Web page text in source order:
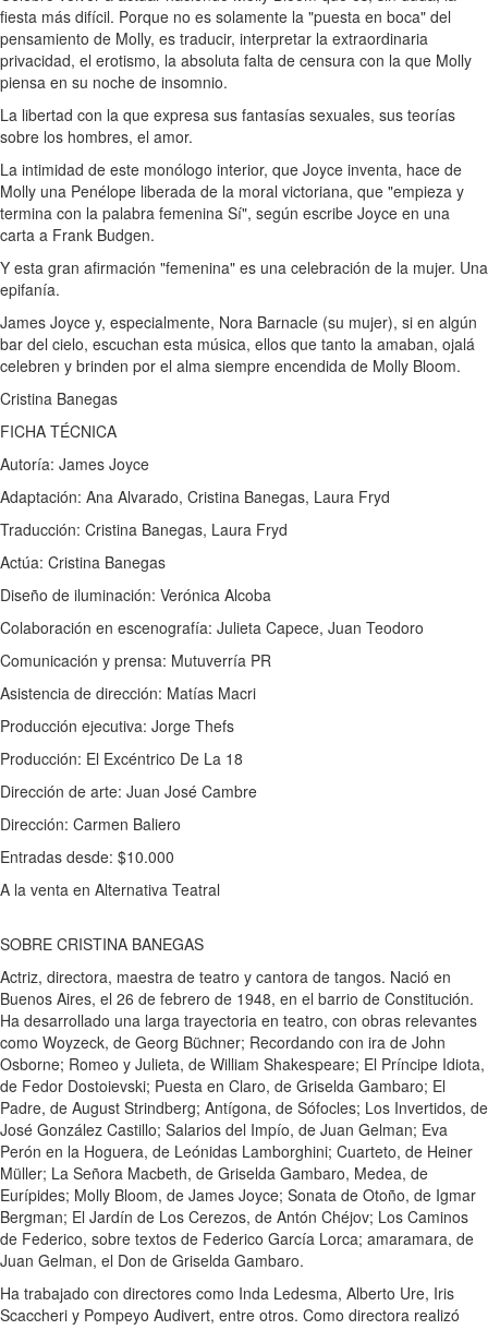
fiesta más difícil. Porque no es solamente la "puesta en boca" del
pensamiento de Molly, es traducir, interpretar la extraordinaria
privacidad, el erotismo, la absoluta falta de censura con la que Molly
piensa en su noche de insomnio.
La libertad con la que expresa sus fantasías sexuales, sus teorías
sobre los hombres, el amor.
La intimidad de este monólogo interior, que Joyce inventa, hace de
Molly una Penélope liberada de la moral victoriana, que "empieza y
termina con la palabra femenina Sí", según escribe Joyce en una
carta a Frank Budgen.
Y esta gran afirmación "femenina" es una celebración de la mujer. Una
epifanía.
James Joyce y, especialmente, Nora Barnacle (su mujer), si en algún
bar del cielo, escuchan esta música, ellos que tanto la amaban, ojalá
celebren y brinden por el alma siempre encendida de Molly Bloom.
Cristina Banegas
FICHA TÉCNICA
Autoría: James Joyce
Adaptación: Ana Alvarado, Cristina Banegas, Laura Fryd
Traducción: Cristina Banegas, Laura Fryd
Actúa: Cristina Banegas
Diseño de iluminación: Verónica Alcoba
Colaboración en escenografía: Julieta Capece, Juan Teodoro
Comunicación y prensa: Mutuverría PR
Asistencia de dirección: Matías Macri
Producción ejecutiva: Jorge Thefs
Producción: El Excéntrico De La 18
Dirección de arte: Juan José Cambre
Dirección: Carmen Baliero
Entradas desde: $10.000
A la venta en Alternativa Teatral
SOBRE CRISTINA BANEGAS
Actriz, directora, maestra de teatro y cantora de tangos. Nació en
Buenos Aires, el 26 de febrero de 1948, en el barrio de Constitución.
Ha desarrollado una larga trayectoria en teatro, con obras relevantes
como Woyzeck, de Georg Büchner; Recordando con ira de John
Osborne; Romeo y Julieta, de William Shakespeare; El Príncipe Idiota,
de Fedor Dostoievski; Puesta en Claro, de Griselda Gambaro; El
Padre, de August Strindberg; Antígona, de Sófocles; Los Invertidos, de
José González Castillo; Salarios del Impío, de Juan Gelman; Eva
Perón en la Hoguera, de Leónidas Lamborghini; Cuarteto, de Heiner
Müller; La Señora Macbeth, de Griselda Gambaro, Medea, de
Eurípides; Molly Bloom, de James Joyce; Sonata de Otoño, de Igmar
Bergman; El Jardín de Los Cerezos, de Antón Chéjov; Los Caminos
de Federico, sobre textos de Federico García Lorca; amaramara, de
Juan Gelman, el Don de Griselda Gambaro.
Ha trabajado con directores como Inda Ledesma, Alberto Ure, Iris
Scaccheri y Pompeyo Audivert, entre otros. Como directora realizó